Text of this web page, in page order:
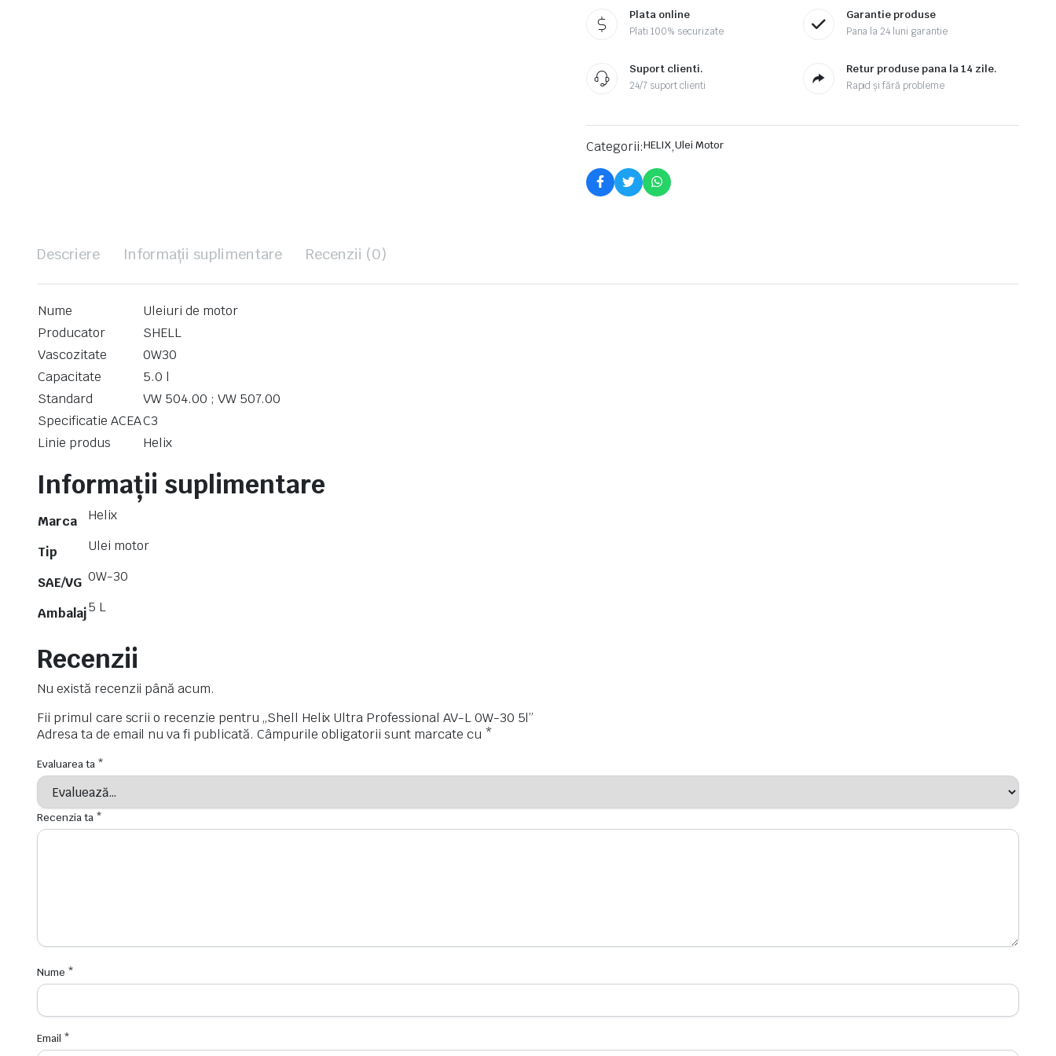
Plata online
Plati 100% securizate
Garantie produse
Pana la 24 luni garantie
Suport clienti.
24/7 suport clienti
Retur produse pana la 14 zile.
Rapid și fără probleme
Categorii:HELIX,Ulei Motor
Descriere Informații suplimentare Recenzii (0)
Nume
Uleiuri de motor
Producator
SHELL
Vascozitate
0W30
Capacitate
5.0 l
Standard
VW 504.00 ; VW 507.00
Specificatie ACEAC3
Linie produs
Helix
Informații suplimentare
Marca Helix
Tip Ulei motor
SAE/VG 0W-30
Ambalaj5 L
Recenzii
Nu există recenzii până acum.
Fii primul care scrii o recenzie pentru „Shell Helix Ultra Professional AV-L 0W-30 5l”
Adresa ta de email nu va fi publicată. Câmpurile obligatorii sunt marcate cu *
Evaluarea ta *
Recenzia ta *
Nume *
Email *